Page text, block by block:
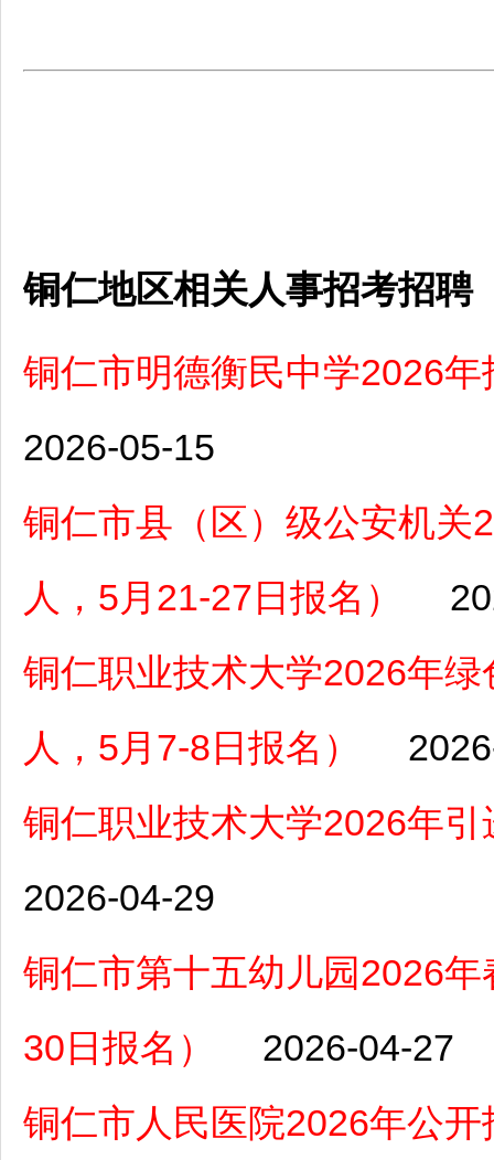
铜仁地区相关人事招考招聘
铜仁市明德衡民中学2026
2026-05-15
铜仁市县（区）级公安机关
人，5月21-27日报名）
铜仁职业技术大学2026年
人，5月7-8日报名）
铜仁职业技术大学2026年
2026-04-29
铜仁市第十五幼儿园2026
30日报名）
2026-04-27
铜仁市人民医院2026年公